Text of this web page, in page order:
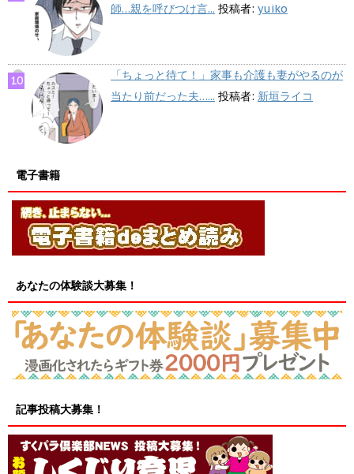
師…親を呼びつけ言... 投稿者: yuiko
「ちょっと待て！」家事も介護も妻がやるのが
当たり前だった夫…... 投稿者: 新垣ライコ
電子書籍
あなたの体験談大募集！
記事投稿大募集！